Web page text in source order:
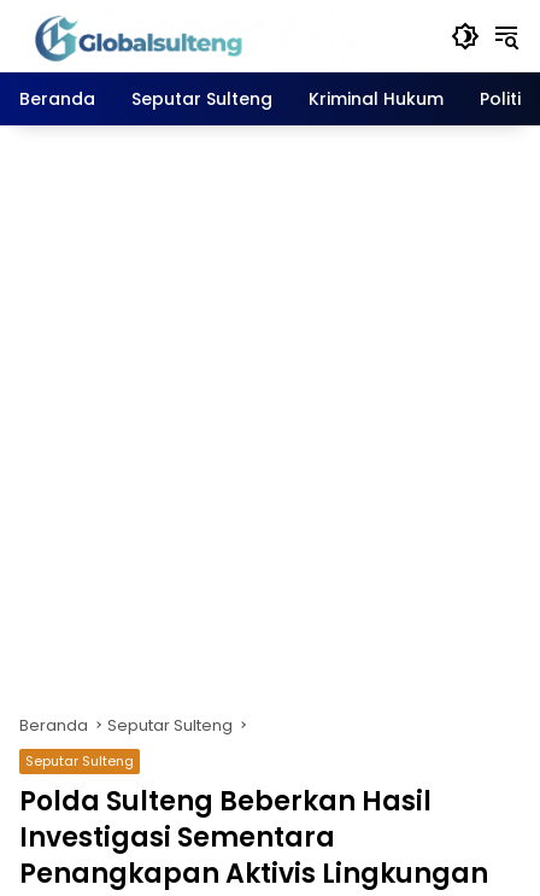
Langsung
konten
Beranda
Seputar Sulteng Kriminal Hukum Politik
Beranda Seputar Sulteng
Seputar Sulteng
Polda Sulteng Beberkan Hasil
Investigasi Sementara
Penangkapan Aktivis Lingkungan